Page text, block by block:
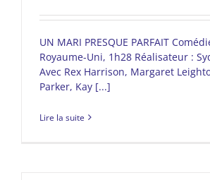
UN MARI PRESQUE PARFAIT
Royaume-Uni, 1h28 Réalisateur :
Avec Rex Harrison, Margaret
Parker, Kay [...]
Lire la suite